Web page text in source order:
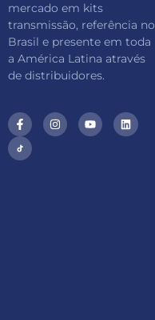
mercado em kits
transmissão, referência no
Brasil e presente em toda
a América Latina através
de distribuidores.